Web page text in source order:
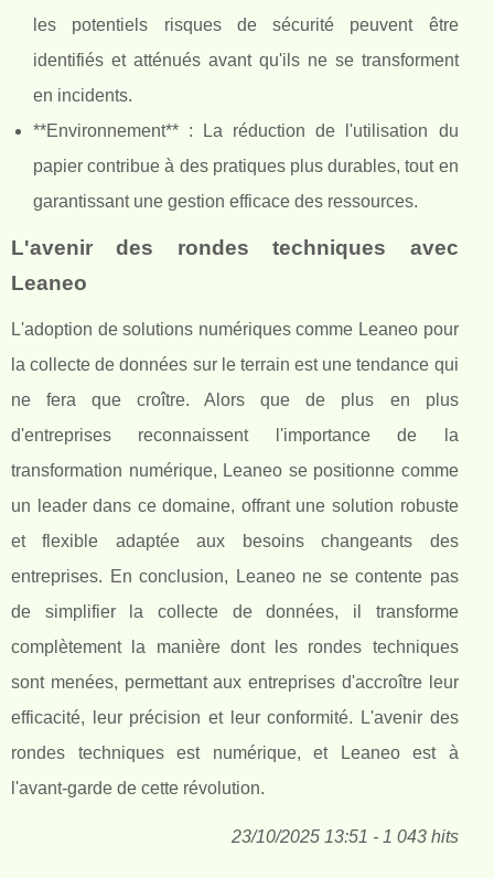
les potentiels risques de sécurité peuvent être
identifiés et atténués avant qu'ils ne se transforment
en incidents.
**Environnement** : La réduction de l'utilisation du
papier contribue à des pratiques plus durables, tout en
garantissant une gestion efficace des ressources.
L'avenir des rondes techniques avec
Leaneo
L'adoption de solutions numériques comme Leaneo pour
la collecte de données sur le terrain est une tendance qui
ne fera que croître. Alors que de plus en plus
d'entreprises reconnaissent l'importance de la
transformation numérique, Leaneo se positionne comme
un leader dans ce domaine, offrant une solution robuste
et flexible adaptée aux besoins changeants des
entreprises. En conclusion, Leaneo ne se contente pas
de simplifier la collecte de données, il transforme
complètement la manière dont les rondes techniques
sont menées, permettant aux entreprises d'accroître leur
efficacité, leur précision et leur conformité. L'avenir des
rondes techniques est numérique, et Leaneo est à
l'avant-garde de cette révolution.
23/10/2025 13:51 - 1 043 hits